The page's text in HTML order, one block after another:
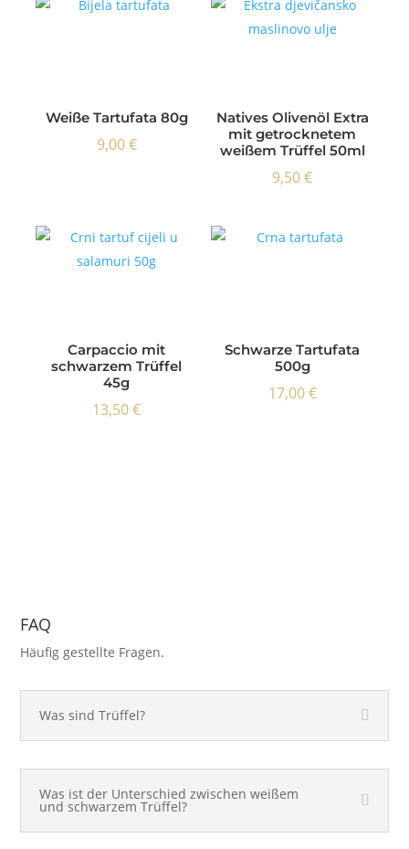
Weiße Tartufata 80g
9,00€
Natives Olivenöl Extra
mit getrocknetem
weißem Trüffel 50ml
9,50€
Carpaccio mit
schwarzem Trüffel
45g
13,50€
Schwarze Tartufata
500g
17,00€
FAQ
Häufig gestellte Fragen.
Was sind Trüffel?
Was ist der Unterschied zwischen weißem
und schwarzem Trüffel?